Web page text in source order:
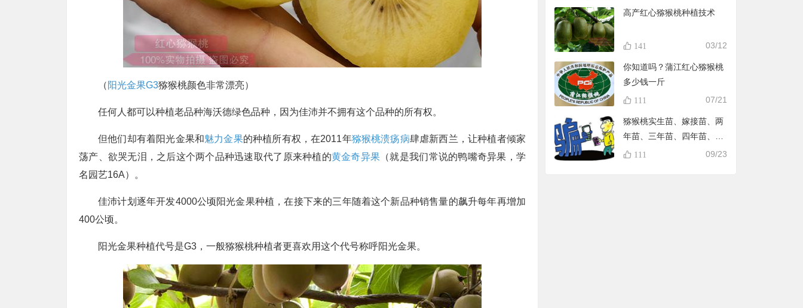
（ 阳光金果G3猕猴桃颜色非常漂亮）
任何人都可以种植老品种海沃德绿色品种，因为佳沛并不拥有这个品种的所有权。
但他们却有着阳光金果和魅力金果的种植所有权，在2011年猕猴桃溃疡病肆虐新西兰，让种植者倾家
荡产、欲哭无泪，之后这个两个品种迅速取代了原来种植的黄金奇异果 （就是我们常说的鸭嘴奇异果，学
名园艺16A）。
佳沛计划逐年开发4000公顷阳光金果种植，在接下来的三年随着这个新品种销售量的飙升每年再增加
400公顷。
阳光金果种植代号是G3，一般猕猴桃种植者更喜欢用这个代号称呼阳光金果。
高产红心猕猴桃种植技术
141 03/12
你知道吗？蒲江红心猕猴桃
多少钱一斤
111 07/21
猕猴桃实生苗、嫁接苗、两
年苗、三年苗、四年苗、五
年苗，教大家怎样避免在淘
111 09/23